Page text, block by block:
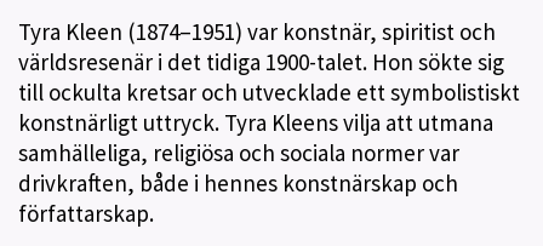
Tyra Kleen (1874–1951) var konstnär, spiritist och
världsresenär i det tidiga 1900-talet. Hon sökte sig
till ockulta kretsar och utvecklade ett symbolistiskt
konstnärligt uttryck. Tyra Kleens vilja att utmana
samhälleliga, religiösa och sociala normer var
drivkraften, både i hennes konstnärskap och
författarskap.